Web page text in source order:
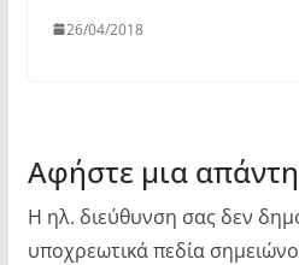
26/04/2018
Αφήστε μια
Η ηλ. διεύθυνση σας δεν
υποχρεωτικά πεδία